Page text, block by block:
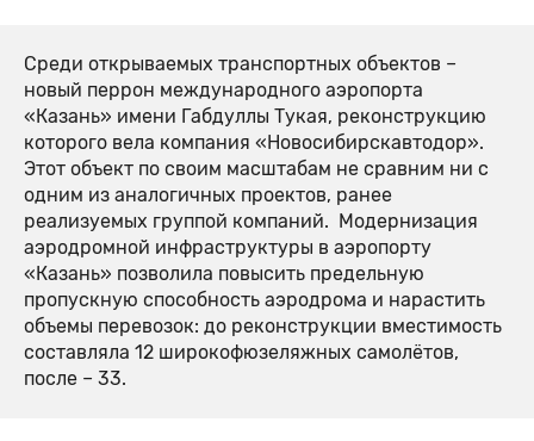
Среди открываемых транспортных объектов –
новый перрон международного аэропорта
«Казань» имени Габдуллы Тукая, реконструкцию
которого вела компания «Новосибирскавтодор».
Этот объект по своим масштабам не сравним ни с
одним из аналогичных проектов, ранее
реализуемых группой компаний. Модернизация
аэродромной инфраструктуры в аэропорту
«Казань» позволила повысить предельную
пропускную способность аэродрома и нарастить
объемы перевозок: до реконструкции вместимость
составляла 12 широкофюзеляжных самолётов,
после – 33.